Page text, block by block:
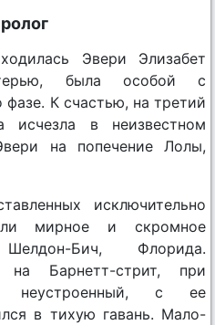
Эвери Элизабет
была особой с
К счастью, на третий
в неизвестном
на попечение Лолы,
исключительно
мирное и скромное
Бич, Флорида.
на Барнетт-стрит, при
с ее
в тихую гавань. Мало-